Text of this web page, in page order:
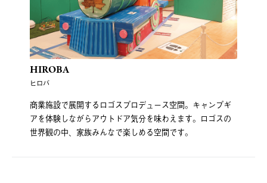
HIROBA
ヒロバ
商業施設で展開するロゴスプロデュース空間。キャンプギ
アを体験しながらアウトドア気分を味わえます。ロゴスの
世界観の中、家族みんなで楽しめる空間です。